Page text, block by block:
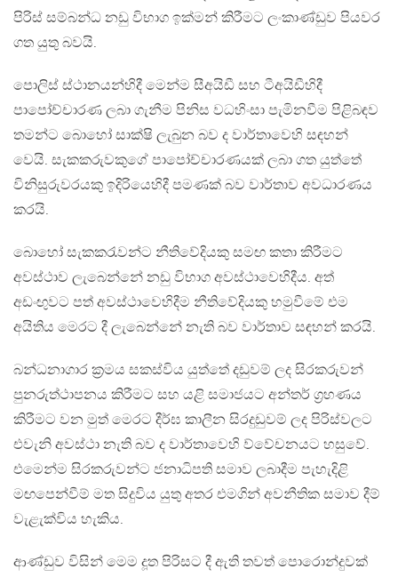
පිරිස් සම්බන්ධ නඩු විභාග ඉක්මන් කිරීමට ලංකාණ්ඩුව පියවර
ගත යුතු බවයි.
පොලිස් ස්ථානයන්හිදී මෙන්ම සීඅයිඩී සහ ටීඅයිඩීහිදී
පාපෝච්චාරණ ලබා ගැනීම පිනිස වධහිංසා පැමිනවීම පිළිබඳව
තමන්ට බොහෝ සාක්ෂි ලැබුන බව ද වාර්තාවෙහි සඳහන්
වෙයි. සැකකරුවකුගේ පාපෝච්චාරණයක් ලබා ගත යුත්තේ
විනිසුරුවරයකු ඉදිරියෙහිදී පමණක් බව වාර්තාව අවධාරණය
කරයි.
බොහෝ සැකකරැවන්ට නීතිවේදියකු සමඟ කතා කිරීමට
අවස්ථාව ලැබෙන්නේ නඩු විභාග අවස්ථාවෙහිදීය. අත්
අඩංඟුවට පත් අවස්ථාවෙහිදීම නීතිවේදියකු හමුවීමේ එම
අයිතිය මෙරට දී ලැබෙන්නේ නැති බව වාර්තාව සඳහන් කරයි.
බන්ධනාගාර ක්‍රමය සකස්විය යුත්තේ දඩුවම් ලද සිරකරුවන්
පුනරුත්ථාපනය කිරීමට සහ යළි සමාජයට අන්තර් ග්‍රහණය
කිරීමට වන මුත් මෙරට දීර්ඝ කාලීන සිරදුඩුවම් ලද පිරිස්වලට
එවැනි අවස්ථා නැති බව ද වාර්තාවෙහි ව්වේචනයට හසුවේ.
එමෙන්ම සිරකරුවන්ට ජනාධිපති සමාව ලබාදීම පැහැදිළි
මඟපෙන්වීම් මත සිදුවිය යුතු අතර එමගින් අවනීතික සමාව දීම්
වැළැක්විය හැකිය.
ආණ්ඩුව විසින් මෙම දූත පිරිසට දී ඇති තවත් පොරොන්දුවක්